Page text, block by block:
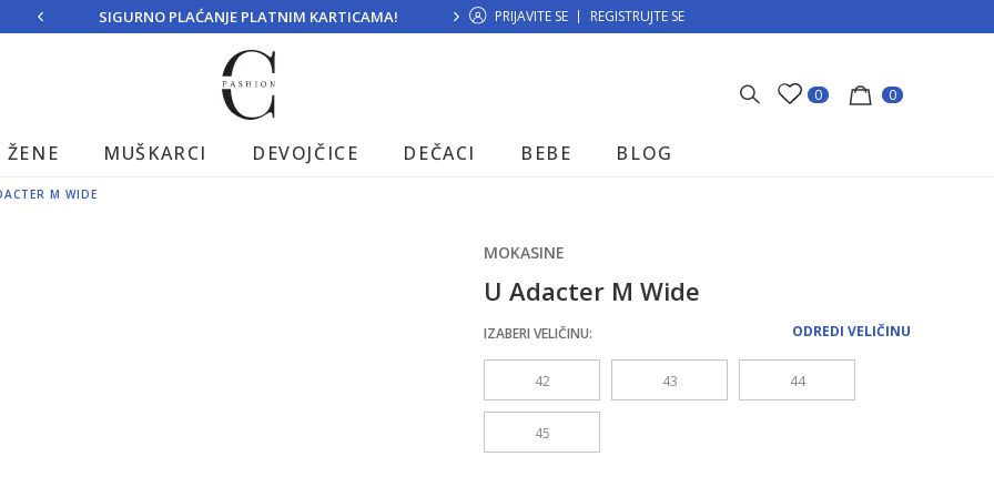
SIGURNO PLAĆANJE PLATNIM KARTICAMA! MOGUĆNOST BESPLATNE ISPORUKE!
PRIJAVITE SE REGISTRUJTE SE
0 0
ŽENE MUŠKARCI DEVOJČICE DEČACI BEBE BLOG
M WIDE
MOKASINE
U Adacter M Wide
ODREDI VELIČINU
IZABERI VELIČINU:
42 43 44
45